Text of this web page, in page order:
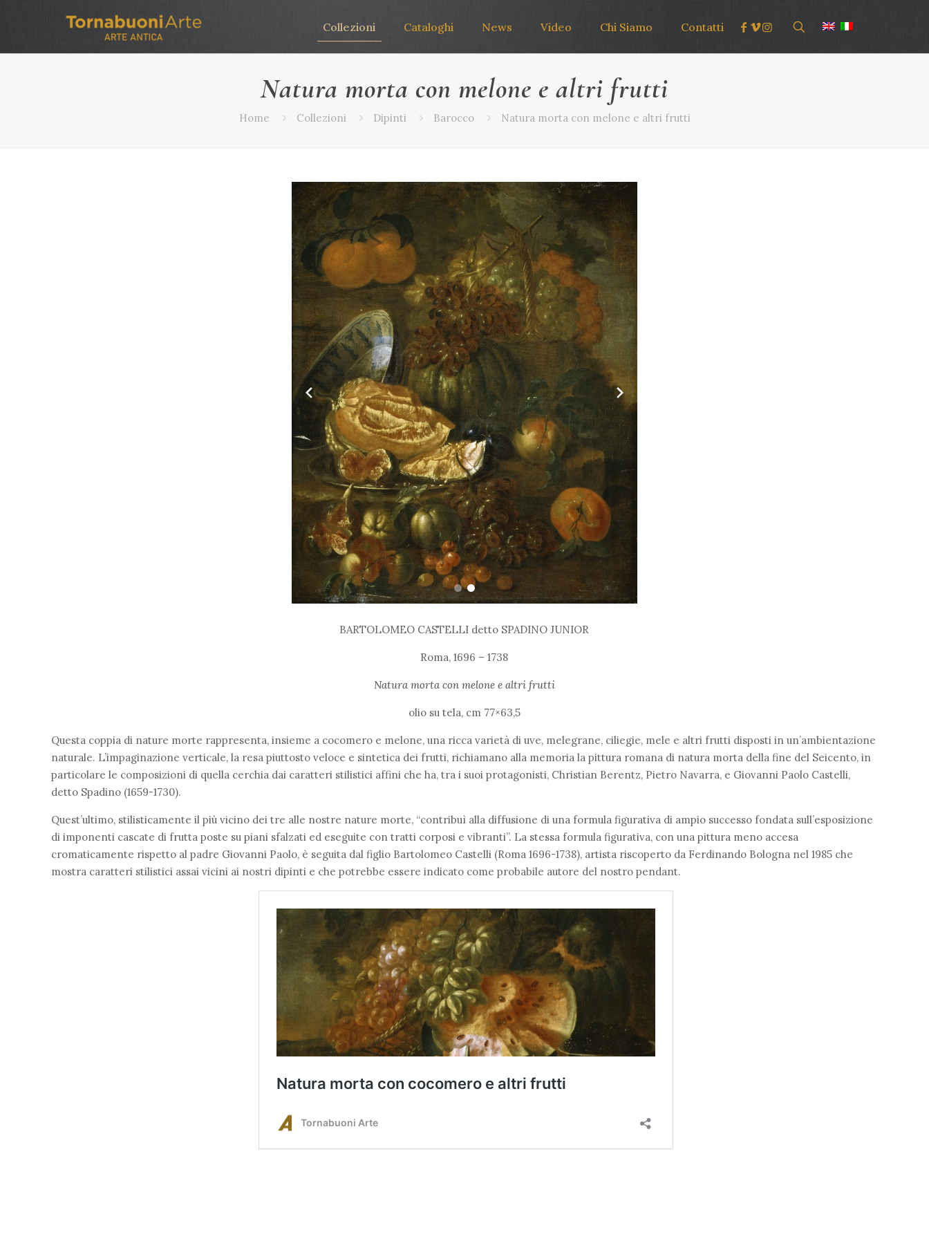
Collezioni Cataloghi News Video Chi Siamo Contatti
Natura morta con melone e altri frutti
Home Collezioni Dipinti Barocco Natura morta con melone e altri frutti
BARTOLOMEO CASTELLI detto SPADINO JUNIOR
Roma, 1696 – 1738
Natura morta con melone e altri frutti
olio su tela, cm 77×63,5
Questa coppia di nature morte rappresenta, insieme a cocomero e melone, una ricca varietà di uve, melegrane, ciliegie, mele e altri frutti disposti in un’ambientazione
naturale. L’impaginazione verticale, la resa piuttosto veloce e sintetica dei frutti, richiamano alla memoria la pittura romana di natura morta della fine del Seicento, in
particolare le composizioni di quella cerchia dai caratteri stilistici affini che ha, tra i suoi protagonisti, Christian Berentz, Pietro Navarra, e Giovanni Paolo Castelli,
detto Spadino (1659-1730).
Quest’ultimo, stilisticamente il più vicino dei tre alle nostre nature morte, “contribuì alla diffusione di una formula figurativa di ampio successo fondata sull’esposizione
di imponenti cascate di frutta poste su piani sfalzati ed eseguite con tratti corposi e vibranti”. La stessa formula figurativa, con una pittura meno accesa
cromaticamente rispetto al padre Giovanni Paolo, è seguita dal figlio Bartolomeo Castelli (Roma 1696-1738), artista riscoperto da Ferdinando Bologna nel 1985 che
mostra caratteri stilistici assai vicini ai nostri dipinti e che potrebbe essere indicato come probabile autore del nostro pendant.